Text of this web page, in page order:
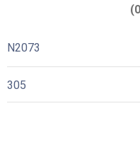
N2073
305